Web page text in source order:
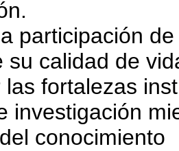
participación
su calidad de
las fortalezas
investigación
conocimiento